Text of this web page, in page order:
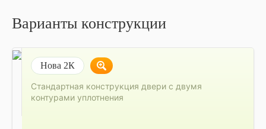
Варианты конструкции
Нова 2К
Стандартная конструкция двери с двумя
контурами уплотнения